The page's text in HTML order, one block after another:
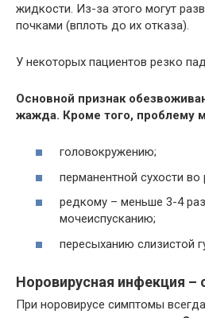
жидкости. Из-за этого могут
почками (вплоть до их отказа).
У некоторых пациентов резко
Основной признак
жажда. Кроме того, проблему
головокружению;
перманентной сухости во
редкому – меньше 3-4
мочеиспусканию;
пересыханию слизистой
Норовирусная инфекция
При норовирусе симптомы